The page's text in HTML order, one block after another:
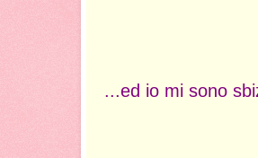
...ed io mi sono